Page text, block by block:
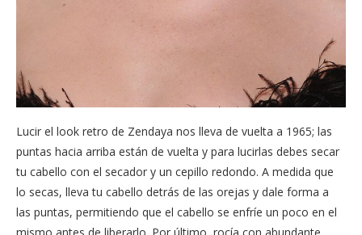
Lucir el look retro de Zendaya nos lleva de vuelta a 1965; las
puntas hacia arriba están de vuelta y para lucirlas debes secar
tu cabello con el secador y un cepillo redondo. A medida que
lo secas, lleva tu cabello detrás de las orejas y dale forma a
las puntas, permitiendo que el cabello se enfríe un poco en el